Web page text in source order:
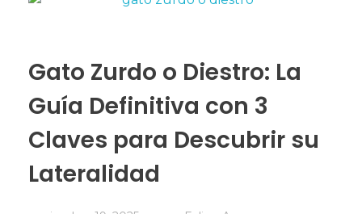
Gato Zurdo o Diestro: La
Guía Definitiva con 3
Claves para Descubrir su
Lateralidad